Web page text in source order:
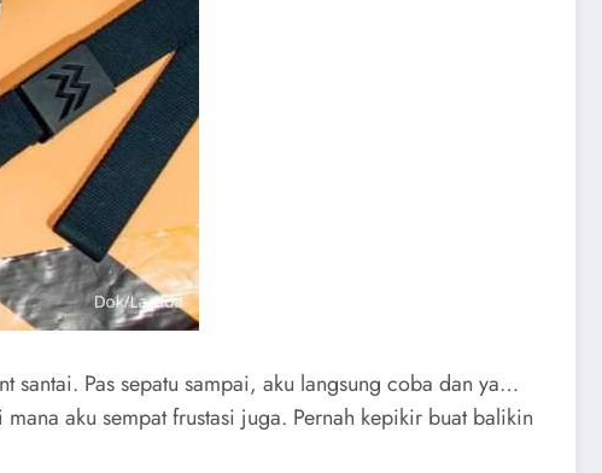
santai. Pas sepatu sampai, aku langsung coba dan ya…
aku sempat frustasi juga. Pernah kepikir buat balikin